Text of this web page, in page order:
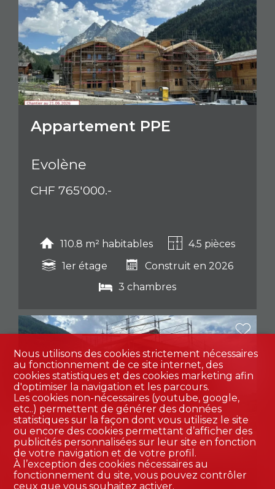
Appartement PPE
Evolène
CHF 765'000.-
110.8 m² habitables
4.5 pièces
1er étage
Construit en 2026
3 chambres
Appartement PPE
Nous utilisons des cookies strictement nécessaires
au fonctionnement de ce site internet, des
cookies statistiques et des cookies marketing afin
d'optimiser la navigation et les parcours.
Les cookies non-nécessaires (youtube, google,
etc..) permettent de générer des données
statistiques sur la façon dont vous utilisez le site
ou encore des cookies permettant d’afficher des
publicités personnalisées sur leur site en fonction
de votre navigation et de votre profil.
À l’exception des cookies nécessaires au
fonctionnement du site, vous pouvez contrôler
ceux que vous souhaitez activer.